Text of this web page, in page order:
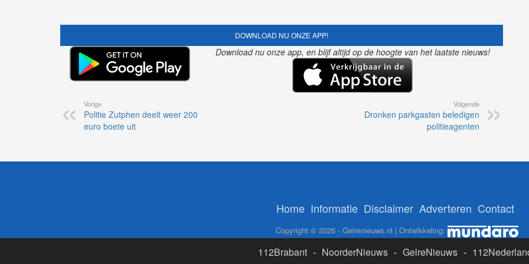
DOWNLOAD NU ONZE APP!
Download nu onze app, en blijf altijd op de hoogte van het laatste nieuws!
Vorige
Politie Zutphen deelt weer 200
euro boete uit
Volgende
Dronken parkgasten beledigen
politieagenten
Home Informatie Disclaimer Adverteren Contact
Copyright © 2026 - Gelrenieuws.nl | Ontwikkeling:
112Brabant - NoorderNieuws - GelreNieuws -